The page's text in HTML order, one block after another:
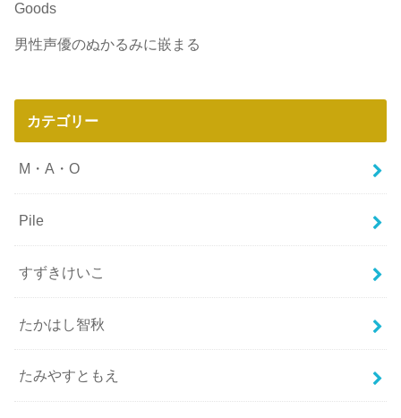
Goods
男性声優のぬかるみに嵌まる
カテゴリー
M・A・O
Pile
すずきけいこ
たかはし智秋
たみやすともえ